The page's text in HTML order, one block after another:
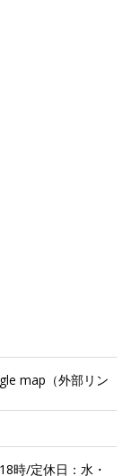
map （外部リン
時/定休日：水・